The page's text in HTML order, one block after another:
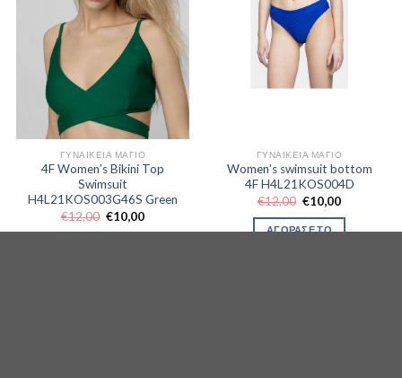
ΓΥΝΑΙΚΕΊΑ ΜΑΓΙΌ
4F Women’s Bikini Top
Swimsuit
H4L21KOS003G46S Green
€12,00 Original
price
€10,00Η
ΓΥΝΑΙΚΕΊΑ ΜΑΓΙΌ
Women’s swimsuit bottom
4F H4L21KOS004D
€12,00 Original
price
was:
€12,00.
€10,00Η
τιμή
είναι:
ΑΓΟΡΑΣΕ ΤΟ